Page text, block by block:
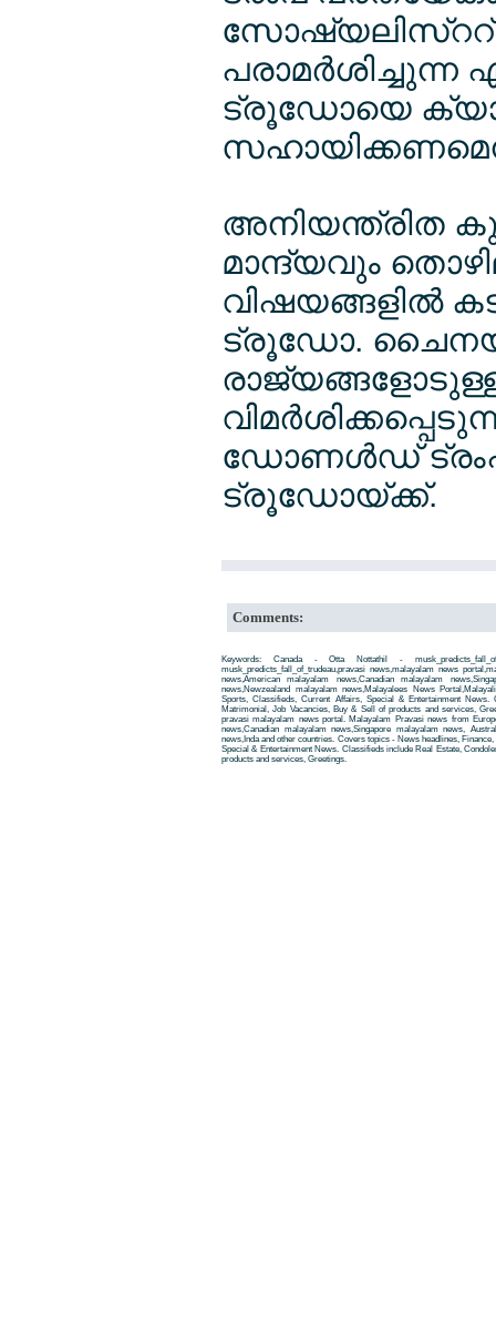
സോഷ്യലിസ്ററ്
ട്രൂഡോയെ
അനിയന്ത്രിത
മാന്ദ്യവും
വിഷയങ്ങളില്‍
ട്രൂഡോ.
ഡോണള്‍ഡ്
ട്രൂഡോയ്ക്ക്.
Comments:
Keywords: Canada - Otta Nottathil -
musk_predicts_fall_of_trudeau,pravasi news,malayalam news
news,American malayalam news,Canadian malayalam
news,Newzealand malayalam news,Malayalees News
Sports, Classifieds, Current Affairs, Special & Entertainment News.
Matrimonial, Job Vacancies, Buy & Sell of products and services,
pravasi malayalam news portal. Malayalam Pravasi news from
news,Canadian malayalam news,Singapore malayalam news,
news,Inda and other countries. Covers topics - News headlines,
Special & Entertainment News. Classifieds include Real Estate,
products and services, Greetings.